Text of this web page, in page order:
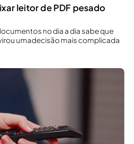
leitor de PDF pesado
no dia a dia sabe que
umadecisão mais complicada